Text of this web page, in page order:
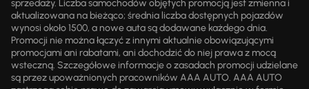
sprzedaży. Liczba samochodów objętych promocją jest zmienna i
aktualizowana na bieżąco; średnia liczba dostępnych pojazdów
wynosi około 1500, a nowe auta są dodawane każdego dnia.
Promocji nie można łączyć z innymi aktualnie obowiązującymi
promocjami ani rabatami, ani dochodzić do niej prawa z mocą
wsteczną. Szczegółowe informacje o zasadach promocji udzielane
są przez upoważnionych pracowników AAA AUTO. AAA AUTO